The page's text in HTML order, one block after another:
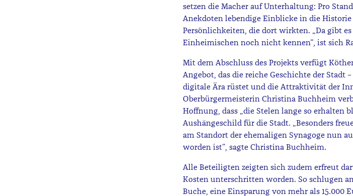
setzen die Macher auf Unterhaltung: Pro
Anekdoten lebendige Einblicke in die Historie
Persönlichkeiten, die dort wirkten. „Da gibt
Einheimischen noch nicht kennen“, ist sich
Mit dem Abschluss des Projekts verfügt
Angebot, das die reiche Geschichte der Stadt
digitale Ära rüstet und die Attraktivität der
Oberbürgermeisterin Christina Buchheim
Hoffnung, dass „die Stelen lange so erhalten
Aushängeschild für die Stadt. „Besonders
am Standort der ehemaligen Synagoge nun
worden ist“, sagte Christina Buchheim.
Alle Beteiligten zeigten sich zudem erfreut
Kosten unterschritten worden. So schlugen
Buche, eine Einsparung von mehr als 15.000